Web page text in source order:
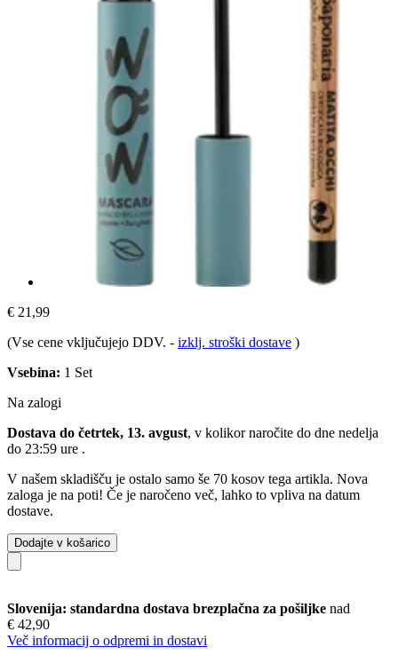
€ 21,99
(Vse cene vključujejo DDV. - izklj. stroški dostave )
Vsebina: 1 Set
Na zalogi
Dostava do četrtek, 13. avgust, v kolikor naročite do dne nedelja
do 23:59 ure .
V našem skladišču je ostalo samo še 70 kosov tega artikla. Nova
zaloga je na poti! Če je naročeno več, lahko to vpliva na datum
dostave.
Dodajte v košarico
Slovenija: standardna dostava brezplačna za pošiljke nad
€ 42,90
Več informacij o odpremi in dostavi